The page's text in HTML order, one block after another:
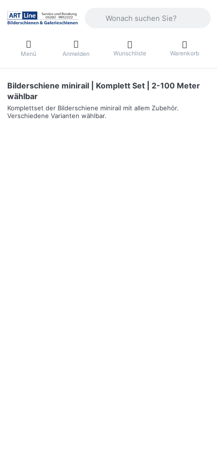
Menü Anmelden Wunschliste Warenkorb
Bilderschiene minirail | Komplett Set | 2-100 Meter
wählbar
Komplettset der Bilderschiene minirail mit allem Zubehör.
Verschiedene Varianten wählbar.